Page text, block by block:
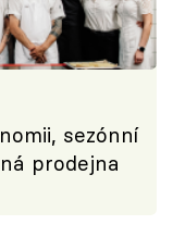
sezónní
prodejna